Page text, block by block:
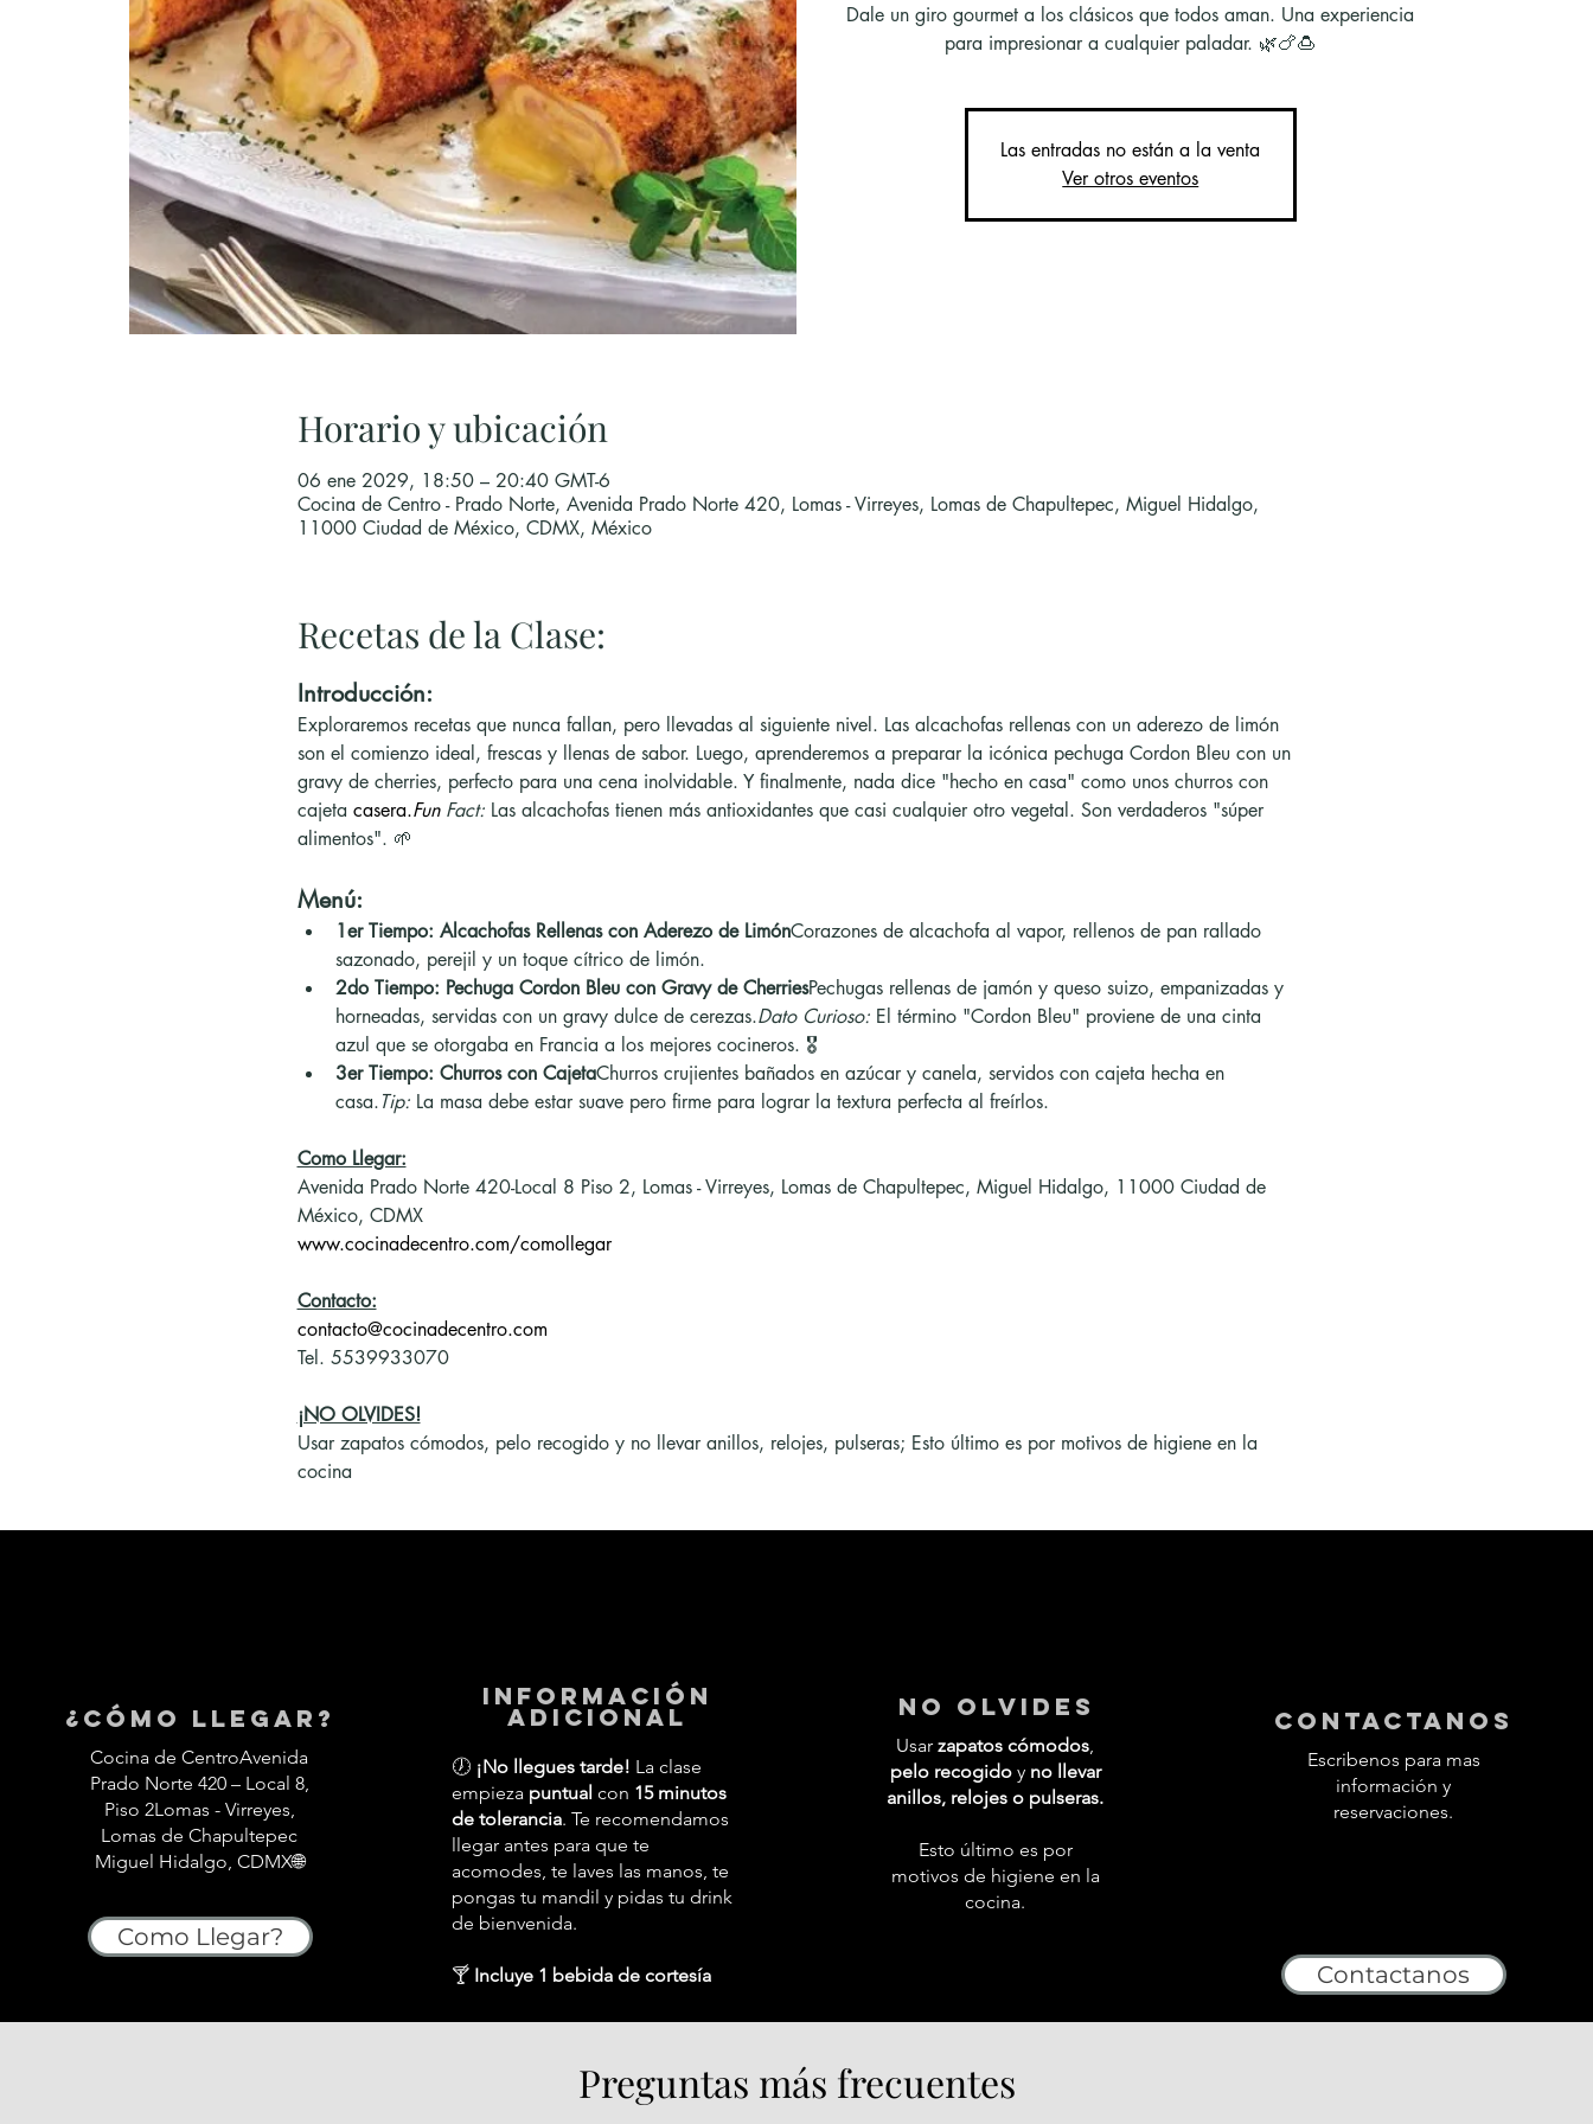
Dale un giro gourmet a los clásicos que todos aman. Una experiencia
para impresionar a cualquier paladar. 🌿🍗🍮
Las entradas no están a la venta
Ver otros eventos
Horario y ubicación
06 ene 2029, 18:50 – 20:40 GMT-6
Cocina de Centro - Prado Norte, Avenida Prado Norte 420, Lomas - Virreyes, Lomas de Chapultepec, Miguel Hidalgo,
11000 Ciudad de México, CDMX, México
Recetas de la Clase:
Introducción:
Exploraremos recetas que nunca fallan, pero llevadas al siguiente nivel. Las alcachofas rellenas con un aderezo de limón
son el comienzo ideal, frescas y llenas de sabor. Luego, aprenderemos a preparar la icónica pechuga Cordon Bleu con un
gravy de cherries, perfecto para una cena inolvidable. Y finalmente, nada dice "hecho en casa" como unos churros con
cajeta casera.Fun Fact: Las alcachofas tienen más antioxidantes que casi cualquier otro vegetal. Son verdaderos "súper
alimentos". 🌱
Menú:
1er Tiempo: Alcachofas Rellenas con Aderezo de LimónCorazones de alcachofa al vapor, rellenos de pan rallado
sazonado, perejil y un toque cítrico de limón.
2do Tiempo: Pechuga Cordon Bleu con Gravy de CherriesPechugas rellenas de jamón y queso suizo, empanizadas y
horneadas, servidas con un gravy dulce de cerezas.Dato Curioso: El término "Cordon Bleu" proviene de una cinta
azul que se otorgaba en Francia a los mejores cocineros. 🎖️
3er Tiempo: Churros con CajetaChurros crujientes bañados en azúcar y canela, servidos con cajeta hecha en
casa.Tip: La masa debe estar suave pero firme para lograr la textura perfecta al freírlos.
Como Llegar:
Avenida Prado Norte 420-Local 8 Piso 2, Lomas - Virreyes, Lomas de Chapultepec, Miguel Hidalgo, 11000 Ciudad de
México, CDMX
www.cocinadecentro.com/comollegar
Contacto:
contacto@cocinadecentro.com
Tel. 5539933070
¡NO OLVIDES!
Usar zapatos cómodos, pelo recogido y no llevar anillos, relojes, pulseras; Esto último es por motivos de higiene en la
cocina
¿Cómo llegar?
Cocina de CentroAvenida
Prado Norte 420 – Local 8,
Piso 2Lomas - Virreyes,
Lomas de Chapultepec
Miguel Hidalgo, CDMX🌐
Como Llegar?
información
adicional
🕖¡No llegues tarde! La clase
empieza puntual con 15 minutos
de tolerancia. Te recomendamos
llegar antes para que te
acomodes, te laves las manos, te
pongas tu mandil y pidas tu drink
de bienvenida.
🍸Incluye 1 bebida de cortesía
No Olvides
Usar zapatos cómodos
pelo recogidoy no llevar
anillos, relojes o pulseras.
Esto último es por
motivos de higiene en la
cocina.
contactanos
Escribenos para mas
información y
reservaciones.
Contactanos
Preguntas más frecuentes